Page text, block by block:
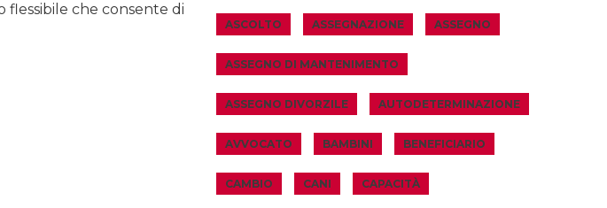
flessibile che consente di
ASCOLTO ASSEGNAZIONE ASSEGNO
ASSEGNO DI MANTENIMENTO
ASSEGNO DIVORZILE AUTODETERMINAZIONE
AVVOCATO BAMBINI BENEFICIARIO
CAMBIO CANI CAPACITÀ